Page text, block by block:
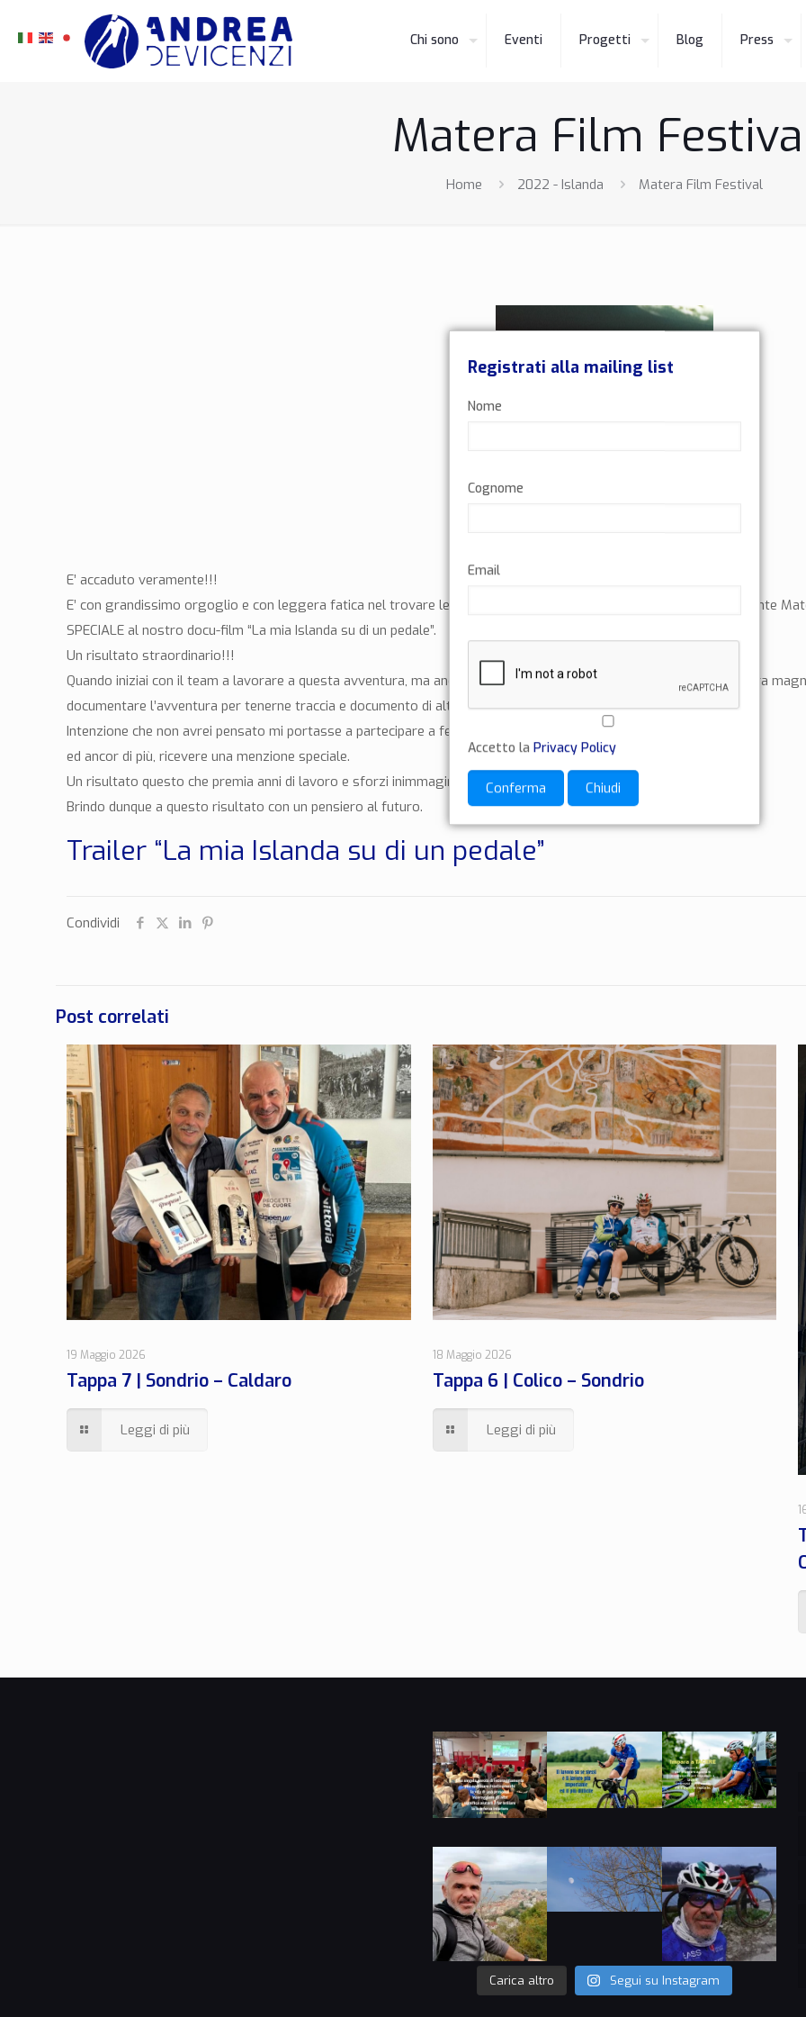
Chi sono Eventi Progetti Blog Press
Matera Film
Home 2022 - Islanda Matera Film Festival
E’ accaduto veramente!!!
E’ con grandissimo orgoglio e con leggera fatica nel trovare le parole, che poco fa è arrivata la notizia che al recente
SPECIALE al nostro docu-film “La mia Islanda su di un pedale”.
Un risultato straordinario!!!
Quando iniziai con il team a lavorare a questa avventura, ma ancora prima pensare di poter pedalare su questa terra
documentare l’avventura per tenerne traccia e documento di alta qualità.
Intenzione che non avrei pensato mi portasse a partecipare a festival Internazionali,
ed ancor di più, ricevere una menzione speciale.
Un risultato questo che premia anni di lavoro e sforzi inimmaginabili.
Brindo dunque a questo risultato con un pensiero al futuro.
Trailer “La mia Islanda su di un pedale”
Condividi
Post correlati
19 Maggio 2026
Tappa 7 | Sondrio – Caldaro
Leggi di più
18 Maggio 2026
Tappa 6 | Colico – Sondrio
Leggi di più
Carica altro Segui su Instagram
Registrati alla mailing list
Nome
Cognome
Email
Accetto la Privacy Policy
Conferma Chiudi